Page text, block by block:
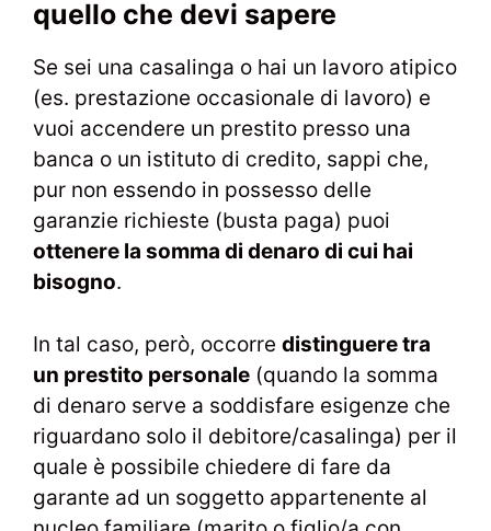
quello che devi sapere
Se sei una casalinga o hai un lavoro atipico
(es. prestazione occasionale di lavoro) e
vuoi accendere un prestito presso una
banca o un istituto di credito, sappi che,
pur non essendo in possesso delle
garanzie richieste (busta paga) puoi
ottenere la somma di denaro di cui hai
bisogno.
In tal caso, però, occorre distinguere tra
un prestito personale (quando la somma
di denaro serve a soddisfare esigenze che
riguardano solo il debitore/casalinga) per il
quale è possibile chiedere di fare da
garante ad un soggetto appartenente al